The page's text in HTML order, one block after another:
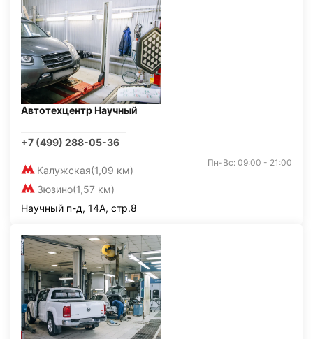
Автотехцентр Научный
+7 (499) 288-05-36
Калужская(1,09 км)
Зюзино(1,57 км)
Пн-Вс: 09:00 - 21:00
Научный п-д, 14А, стр.8